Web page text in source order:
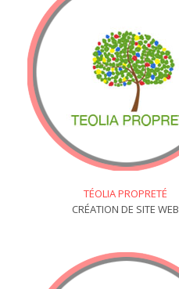
TÉOLIA PROPRETÉ
CRÉATION DE SITE WEB